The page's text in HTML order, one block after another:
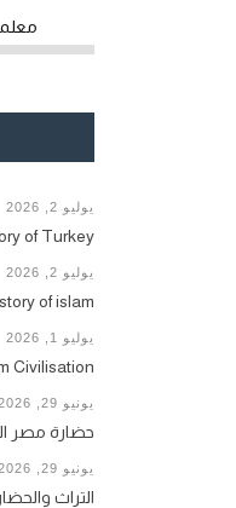
يوليو 2, 2026
of Turkey
يوليو 2, 2026
of islam
يوليو 1, 2026
Civilisation
يونيو 29, 2026
حضارة مصر
يونيو 29, 2026
التراث